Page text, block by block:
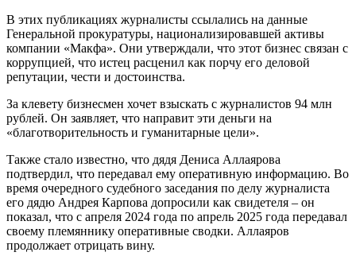
В этих публикациях журналисты ссылались на данные
Генеральной прокуратуры, национализировавшей активы
компании «Макфа». Они утверждали, что этот бизнес связан с
коррупцией, что истец расценил как порчу его деловой
репутации, чести и достоинства.
За клевету бизнесмен хочет взыскать с журналистов 94 млн
рублей. Он заявляет, что направит эти деньги на
«благотворительность и гуманитарные цели».
Также стало известно, что дядя Дениса Аллаярова
подтвердил, что передавал ему оперативную информацию. Во
время очередного судебного заседания по делу журналиста
его дядю Андрея Карпова допросили как свидетеля – он
показал, что с апреля 2024 года по апрель 2025 года передавал
своему племяннику оперативные сводки. Аллаяров
продолжает отрицать вину.